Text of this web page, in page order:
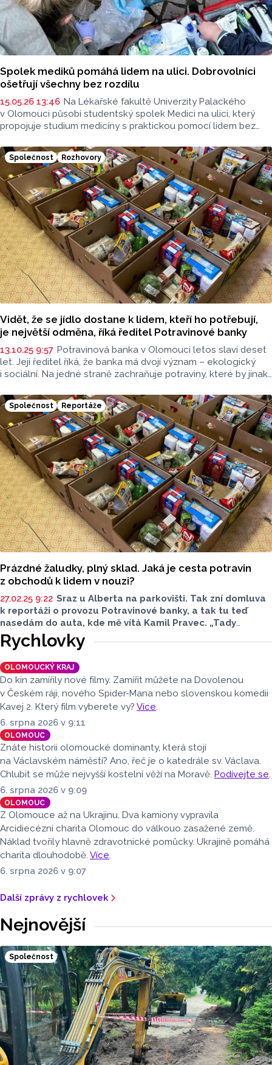
Spolek mediků pomáhá lidem na ulici. Dobrovolníci
ošetřují všechny bez rozdílu
15.05.26 13:46 Na Lékařské fakultě Univerzity Palackého
v Olomouci působí studentský spolek Medici na ulici, který
propojuje studium medicíny s praktickou pomocí lidem bez
lékařských i nelékařských zdravotnických oborů vyrážejí přímo
do terénu za lidmi, pro které je každodenní realitou život bez
stabilního zázemí, jistoty a často také bez běžného přístupu
ke zdravotní péči.
Společnost Rozhovory
Vidět, že se jídlo dostane k lidem, kteří ho potřebují,
je největší odměna, říká ředitel Potravinové banky
13.10.25 9:57 Potravinová banka v Olomouci letos slaví deset
let. Její ředitel říká, že banka má dvojí význam – ekologický
i sociální. Na jedné straně zachraňuje potraviny, které by jinak
spojení dává celé věci hlubší smysl a pro mě osobně
i naplnění,“ vysvětluje ředitel Potravinové banky
Olomouckého kraje Tomáš Zatloukal pro Radio Metropole.
Společnost Reportáže
Prázdné žaludky, plný sklad. Jaká je cesta potravin
z obchodů k lidem v nouzi?
27.02.25 9:22 Sraz u Alberta na parkovišti. Tak zní domluva
k reportáži o provozu Potravinové banky, a tak tu teď
nasedám do auta, kde mě vítá Kamil Pravec. „Tady
už mám naloženo, jedeme dál,“
vyzvednout další potraviny, které supermarkety věnují
Potravinové bance Olomouckého kraje. Je čtvrtek, jeden
z odběrových dní.
Rychlovky
OLOMOUCKÝ KRAJ
Do kin zamířily nové filmy. Zamířit můžete na Dovolenou
v Českém ráji, nového Spider-Mana nebo slovenskou komedii
Kavej 2. Který film vyberete vy? Více.
6. srpna 2026 v 9:11
OLOMOUC
Znáte historii olomoucké dominanty, která stojí
na Václavském náměstí? Ano, řeč je o katedrále sv. Václava.
Chlubit se může nejvyšší kostelní věží na Moravě. Podívejte se.
6. srpna 2026 v 9:09
OLOMOUC
Z Olomouce až na Ukrajinu. Dva kamiony vypravila
Arcidiecézní charita Olomouc do válkouo zasažené země.
Náklad tvořily hlavně zdravotnické pomůcky. Ukrajině pomáhá
charita dlouhodobě. Více.
6. srpna 2026 v 9:07
Další zprávy z rychlovek
Nejnovější
Společnost